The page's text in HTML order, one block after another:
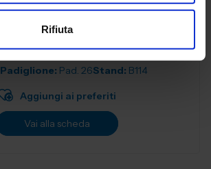
Rifiuta
ALEX SPA
MATERIALI NON FERROSI E LEGHE
Padiglione: Pad. 26Stand: B114
Aggiungi ai preferiti
Vai alla scheda